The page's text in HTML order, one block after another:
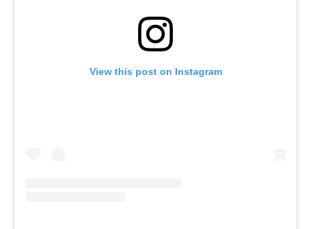
View this post on Instagram